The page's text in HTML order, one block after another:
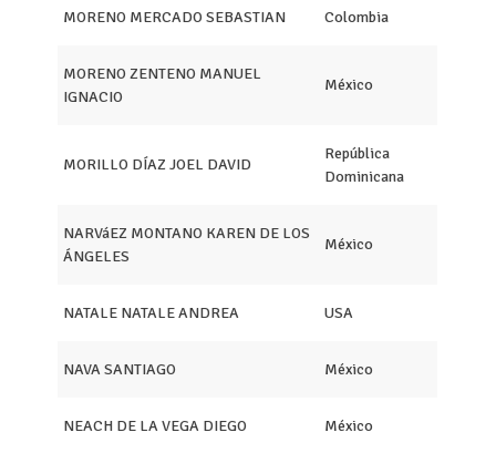
MORENO MERCADO SEBASTIAN Colombia
MORENO ZENTENO MANUEL
IGNACIO
México
MORILLO DÍAZ JOEL DAVID
República
Dominicana
NARVáEZ MONTANO KAREN DE LOS
ÁNGELES
México
NATALE NATALE ANDREA USA
NAVA SANTIAGO México
NEACH DE LA VEGA DIEGO México